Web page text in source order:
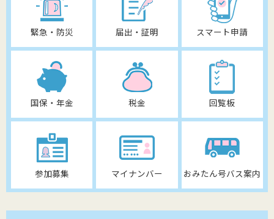
緊急・防災 届出・証明 スマート申請
国保・年金 税金 回覧板
参加募集 マイナンバー おみたん号バス案内